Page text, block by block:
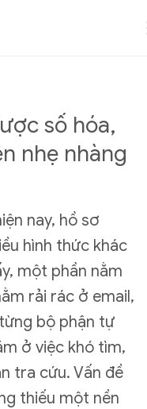
số hóa,
nhẹ nhàng
nay, hồ sơ
hình thức khác
một phần nằm
rải rác ở email,
bộ phận tự
ở việc khó tìm,
tra cứu. Vấn đề
thiếu một nền